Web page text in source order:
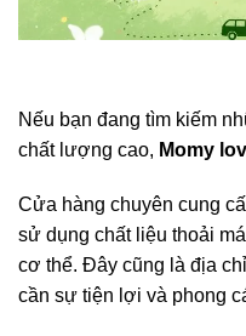
Nếu bạn đang tìm kiếm
chất lượng cao, Momy
Cửa hàng chuyên cung
sử dụng chất liệu thoải
cơ thể. Đây cũng là địa
cần sự tiện lợi và phong